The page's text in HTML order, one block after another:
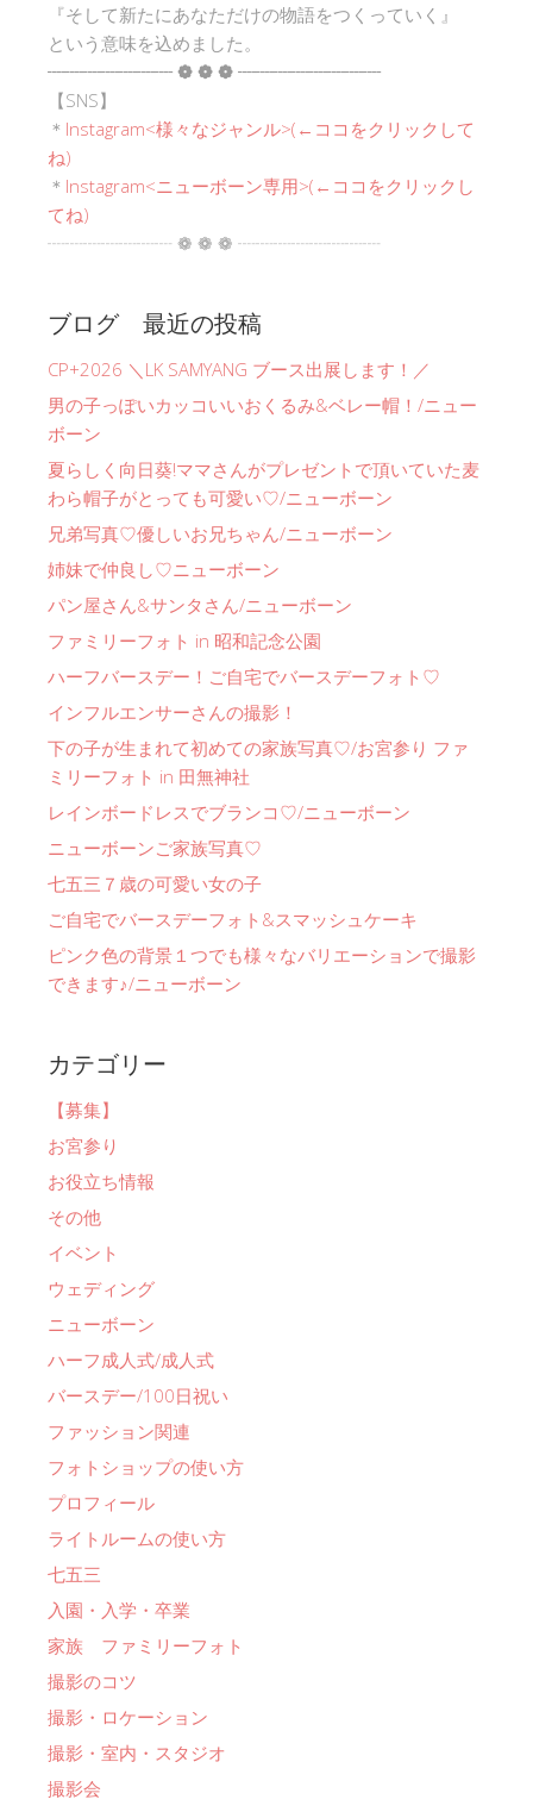
『そして新たにあなただけの物語をつくっていく』
という意味を込めました。
┈┈┈┈┈┈┈ ❁ ❁ ❁ ┈┈┈┈┈┈┈┈
【SNS】
＊ Instagram<様々なジャンル>(←ココをクリックして
ね)
＊ Instagram<ニューボーン専用>(←ココをクリックし
てね)
┈┈┈┈┈┈┈ ❁ ❁ ❁ ┈┈┈┈┈┈┈┈
ブログ 最近の投稿
CP+2026 ＼LK SAMYANG ブース出展します！／
男の子っぽいカッコいいおくるみ&ベレー帽！/ニュー
ボーン
夏らしく向日葵!ママさんがプレゼントで頂いていた麦
わら帽子がとっても可愛い♡/ニューボーン
兄弟写真♡優しいお兄ちゃん/ニューボーン
姉妹で仲良し♡ニューボーン
パン屋さん&サンタさん/ニューボーン
ファミリーフォト in 昭和記念公園
ハーフバースデー！ご自宅でバースデーフォト♡
インフルエンサーさんの撮影！
下の子が生まれて初めての家族写真♡/お宮参り ファ
ミリーフォト in 田無神社
レインボードレスでブランコ♡/ニューボーン
ニューボーンご家族写真♡
七五三７歳の可愛い女の子
ご自宅でバースデーフォト&スマッシュケーキ
ピンク色の背景１つでも様々なバリエーションで撮影
できます♪/ニューボーン
カテゴリー
【募集】
お宮参り
お役立ち情報
その他
イベント
ウェディング
ニューボーン
ハーフ成人式/成人式
バースデー/100日祝い
ファッション関連
フォトショップの使い方
プロフィール
ライトルームの使い方
七五三
入園・入学・卒業
家族 ファミリーフォト
撮影のコツ
撮影・ロケーション
撮影・室内・スタジオ
撮影会